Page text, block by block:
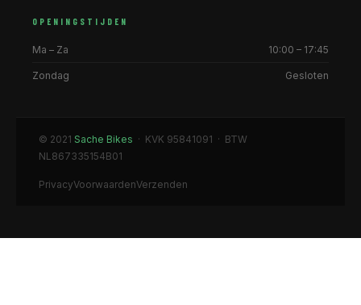
OPENINGSTIJDEN
Ma – Za 10:00 – 17:45
Zondag Gesloten
© 2021 Sache Bikes · KVK 95841091 · BTW
NL867335154B01
PrivacyVoorwaardenVerzenden